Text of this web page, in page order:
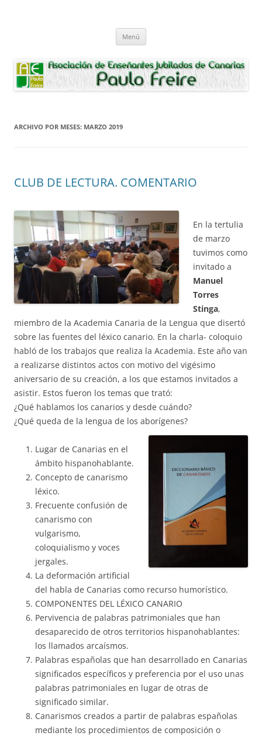
Paulo Freire
Menú
ARCHIVO POR MESES: MARZO 2019
CLUB DE LECTURA. COMENTARIO
En la tertulia
de marzo
tuvimos como
invitado a
Manuel
Torres
Stinga,
miembro de la Academia Canaria de la Lengua que disertó
sobre las fuentes del léxico canario. En la charla- coloquio
habló de los trabajos que realiza la Academia. Este año van
a realizarse distintos actos con motivo del vigésimo
aniversario de su creación, a los que estamos invitados a
asistir. Estos fueron los temas que trató:
¿Qué hablamos los canarios y desde cuándo?
¿Qué queda de la lengua de los aborígenes?
Lugar de Canarias en el
ámbito hispanohablante.
Concepto de canarismo
léxico.
Frecuente confusión de
canarismo con
vulgarismo,
coloquialismo y voces
jergales.
La deformación artificial
del habla de Canarias como recurso humorístico.
COMPONENTES DEL LÉXICO CANARIO
Pervivencia de palabras patrimoniales que han
desaparecido de otros territorios hispanohablantes:
los llamados arcaísmos.
Palabras españolas que han desarrollado en Canarias
significados específicos y preferencia por el uso unas
palabras patrimoniales en lugar de otras de
significado similar.
Canarismos creados a partir de palabras españolas
mediante los procedimientos de composición o